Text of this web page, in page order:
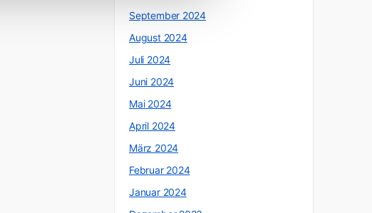
September 2024
August 2024
Juli 2024
Juni 2024
Mai 2024
April 2024
März 2024
Februar 2024
Januar 2024